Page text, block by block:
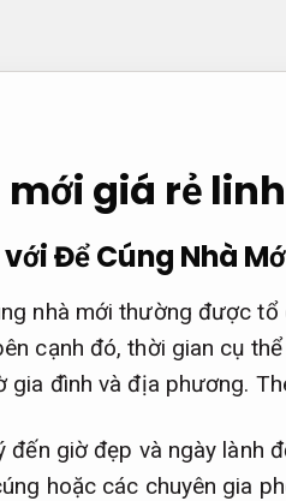
giá rẻ
Để Cúng Nhà
nhà mới thường được
cạnh đó, thời gian cụ
gia đình và địa phương.
đến giờ đẹp và ngày lành
hoặc các chuyên gia